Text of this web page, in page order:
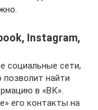
Instagram,
социальные сети,
найти
в «ВК».
его контакты на